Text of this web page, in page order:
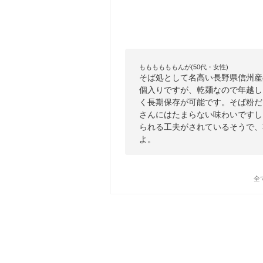
ももももももんが(50代・女性)
そば処として名高い長野県信州
個入りですが、乾麺なので年越
く長期保存が可能です。そば粉
さんにはたまらない味わいです
られる工夫がされているそうで
よ。
全